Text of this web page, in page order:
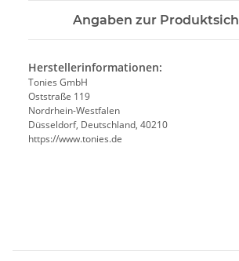
Angaben zur
Herstellerinformationen:
Tonies GmbH
Oststraße 119
Nordrhein-Westfalen
Düsseldorf, Deutschland, 40210
https://www.tonies.de